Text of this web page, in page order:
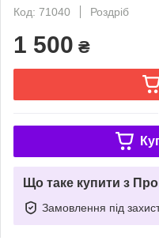
Код: 71040
Роздріб
1 500 ₴
Що таке купити з
Замовлення під